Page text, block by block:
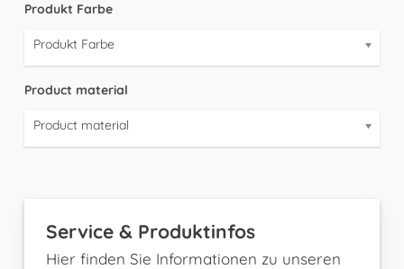
Produkt Farbe
Produkt Farbe
Product material
Product material
Service & Produktinfos
Hier finden Sie Informationen zu unseren